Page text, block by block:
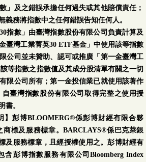
08/05 7.9854 -0.0204 -0.25 %
08/05
」及之錯誤承擔任何過失或其他賠償責任；
義務將指數中之任何錯誤告知任何人。
指數」由臺灣指數股份有限公司負責計算及
臺灣工業菁英30 ETF基金」中使用該等指數
公司並未贊助、認可或推廣「第一金臺灣工
等指數之指數值及其成分股清單有關之一切
限公司所有；第一金投信業已就使用該著作
臺灣指數股份有限公司取得完整之使用授
書。
】彭博BLOOMERG®係彭博財經有限合夥
商標及服務標章。BARCLAYS®係巴克萊銀
及服務標章，且經授權使用之。彭博財經有
含彭博指數服務有限公司Bloomberg Index